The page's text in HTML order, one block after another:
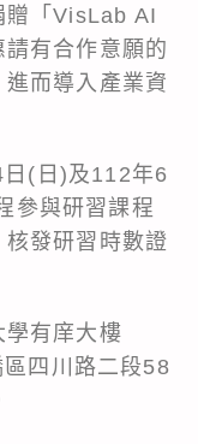
贈「VisLab AI
有合作意願的
而導入產業資
(日)及112年6
參與研習課程
發研習時數證
學有庠大樓
四川路二段58